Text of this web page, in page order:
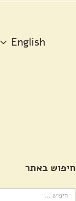
English
חיפוש באתר
חיפוש...